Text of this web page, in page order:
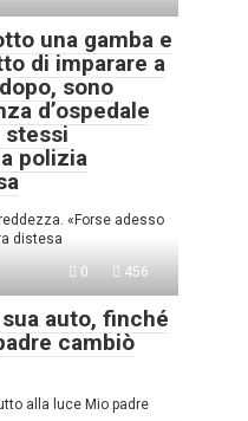
una gamba e
di imparare a
sono
d’ospedale
stessi
polizia
«Forse adesso
distesa
0 456
auto, finché
cambiò
alla luce Mio padre